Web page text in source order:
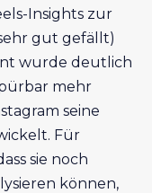
Insights zur
gut gefällt)
wurde deutlich
mehr
seine
Für
sie noch
können,